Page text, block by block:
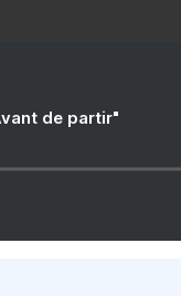
de partir"